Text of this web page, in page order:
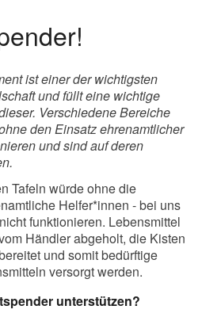
ist einer der wichtigsten
und füllt eine wichtige
Verschiedene Bereiche
den Einsatz ehrenamtlicher
und sind auf deren
Tafeln würde ohne die
Helfer*innen - bei uns
funktionieren. Lebensmittel
Händler abgeholt, die Kisten
und somit bedürftige
versorgt werden.
unterstützen?